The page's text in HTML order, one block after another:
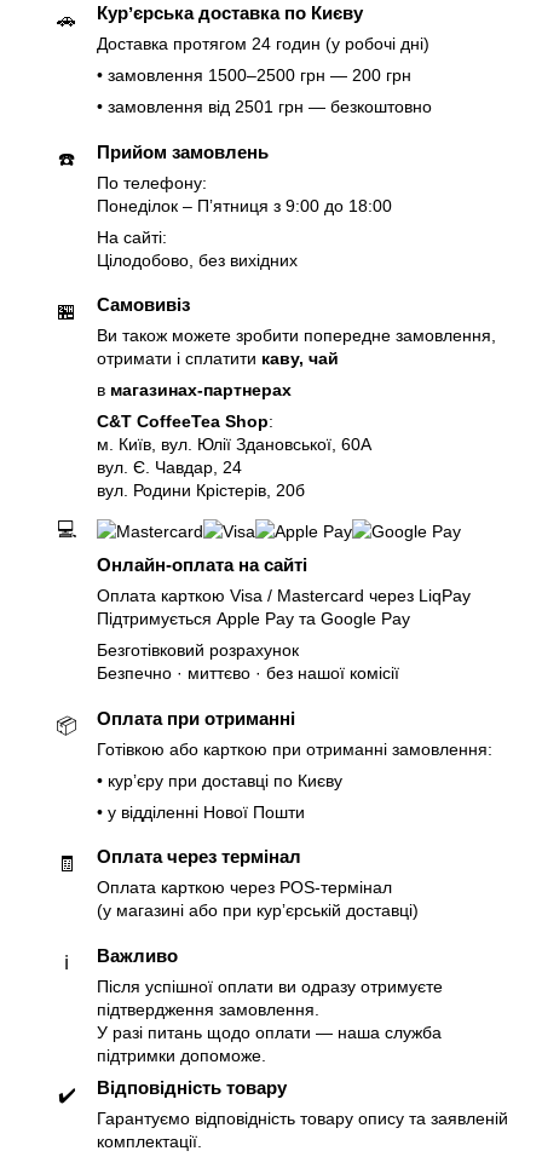
🚗 Курʼєрська доставка по Києву
Доставка протягом 24 годин (у робочі дні)
• замовлення 1500–2500 грн — 200 грн
• замовлення від 2501 грн — безкоштовно
☎️ Прийом замовлень
По телефону:
Понеділок – Пʼятниця з 9:00 до 18:00
На сайті:
Цілодобово, без вихідних
🏪 Самовивіз
Ви також можете зробити попередне замовлення,
отримати і сплатити каву, чай
в магазинах-партнерах
C&T CoffeeTea Shop:
м. Київ, вул. Юлії Здановської, 60А
вул. Є. Чавдар, 24
вул. Родини Крістерів, 20б
💻
Онлайн-оплата на сайті
Оплата карткою Visa / Mastercard через LiqPay
Підтримується Apple Pay та Google Pay
Безготівковий розрахунок
Безпечно · миттєво · без нашої комісії
📦 Оплата при отриманні
Готівкою або карткою при отриманні замовлення:
• курʼєру при доставці по Києву
• у відділенні Нової Пошти
🧾 Оплата через термінал
Оплата карткою через POS-термінал
(у магазині або при курʼєрській доставці)
ℹ️ Важливо
Після успішної оплати ви одразу отримуєте
підтвердження замовлення.
У разі питань щодо оплати — наша служба
підтримки допоможе.
✔️ Відповідність товару
Гарантуємо відповідність товару опису та заявленій
комплектації.